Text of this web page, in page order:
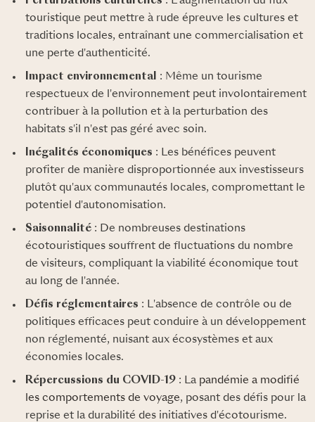
touristique peut mettre à rude épreuve les cultures et
traditions locales, entraînant une commercialisation et
une perte d'authenticité.
Impact environnemental : Même un tourisme
respectueux de l'environnement peut involontairement
contribuer à la pollution et à la perturbation des
habitats s'il n'est pas géré avec soin.
Inégalités économiques : Les bénéfices peuvent
profiter de manière disproportionnée aux investisseurs
plutôt qu'aux communautés locales, compromettant le
potentiel d'autonomisation.
Saisonnalité : De nombreuses destinations
écotouristiques souffrent de fluctuations du nombre
de visiteurs, compliquant la viabilité économique tout
au long de l'année.
Défis réglementaires : L'absence de contrôle ou de
politiques efficaces peut conduire à un développement
non réglementé, nuisant aux écosystèmes et aux
économies locales.
Répercussions du COVID-19 : La pandémie a modifié
les comportements de voyage, posant des défis pour la
reprise et la durabilité des initiatives d'écotourisme.